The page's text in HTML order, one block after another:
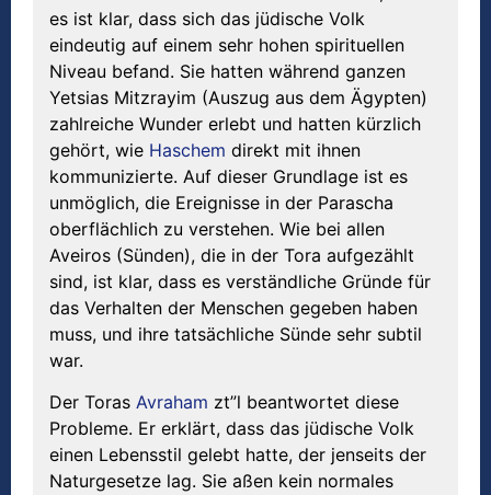
es ist klar, dass sich das jüdische Volk
eindeutig auf einem sehr hohen spirituellen
Niveau befand. Sie hatten während ganzen
Yetsias Mitzrayim (Auszug aus dem Ägypten)
zahlreiche Wunder erlebt und hatten kürzlich
gehört, wie Haschem direkt mit ihnen
kommunizierte. Auf dieser Grundlage ist es
unmöglich, die Ereignisse in der Parascha
oberflächlich zu verstehen. Wie bei allen
Aveiros (Sünden), die in der Tora aufgezählt
sind, ist klar, dass es verständliche Gründe für
das Verhalten der Menschen gegeben haben
muss, und ihre tatsächliche Sünde sehr subtil
war.
Der Toras Avraham zt”l beantwortet diese
Probleme. Er erklärt, dass das jüdische Volk
einen Lebensstil gelebt hatte, der jenseits der
Naturgesetze lag. Sie aßen kein normales